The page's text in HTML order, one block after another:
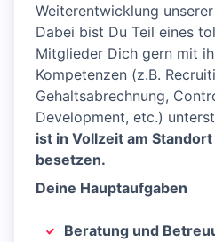
Weiterentwicklung
Dabei bist Du Teil eines
Mitglieder Dich gern mit
Kompetenzen (z.B.
Gehaltsabrechnung,
Development, etc.)
ist in Vollzeit am
besetzen.
Deine Hauptaufgaben
Beratung und